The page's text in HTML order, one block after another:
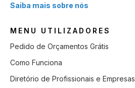
Saiba mais sobre nós
MENU UTILIZADORES
Pedido de Orçamentos Grátis
Como Funciona
Diretório de Profissionais e Empresas